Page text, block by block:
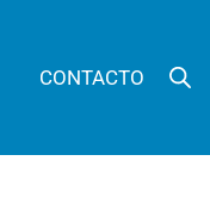
CONTACTO